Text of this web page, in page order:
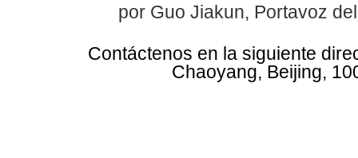
por Guo Jiakun, Portavoz
Contáctenos en la siguiente
Chaoyang, Beijing,